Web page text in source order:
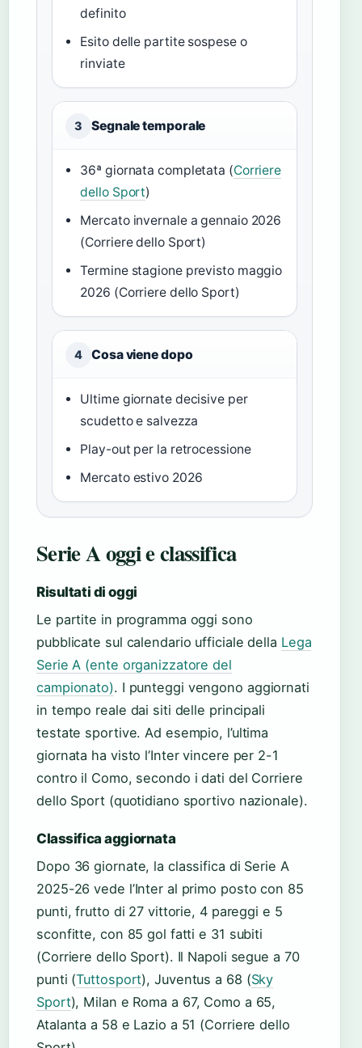
definito
Esito delle partite sospese o
rinviate
3 Segnale temporale
36ª giornata completata (Corriere
dello Sport)
Mercato invernale a gennaio 2026
(Corriere dello Sport)
Termine stagione previsto maggio
2026 (Corriere dello Sport)
4 Cosa viene dopo
Ultime giornate decisive per
scudetto e salvezza
Play-out per la retrocessione
Mercato estivo 2026
Serie A oggi e classifica
Risultati di oggi
Le partite in programma oggi sono
pubblicate sul calendario ufficiale della Lega
Serie A (ente organizzatore del
campionato). I punteggi vengono aggiornati
in tempo reale dai siti delle principali
testate sportive. Ad esempio, l’ultima
giornata ha visto l’Inter vincere per 2-1
contro il Como, secondo i dati del Corriere
dello Sport (quotidiano sportivo nazionale).
Classifica aggiornata
Dopo 36 giornate, la classifica di Serie A
2025-26 vede l’Inter al primo posto con 85
punti, frutto di 27 vittorie, 4 pareggi e 5
sconfitte, con 85 gol fatti e 31 subiti
(Corriere dello Sport). Il Napoli segue a 70
punti (Tuttosport), Juventus a 68 (Sky
Sport), Milan e Roma a 67, Como a 65,
Atalanta a 58 e Lazio a 51 (Corriere dello